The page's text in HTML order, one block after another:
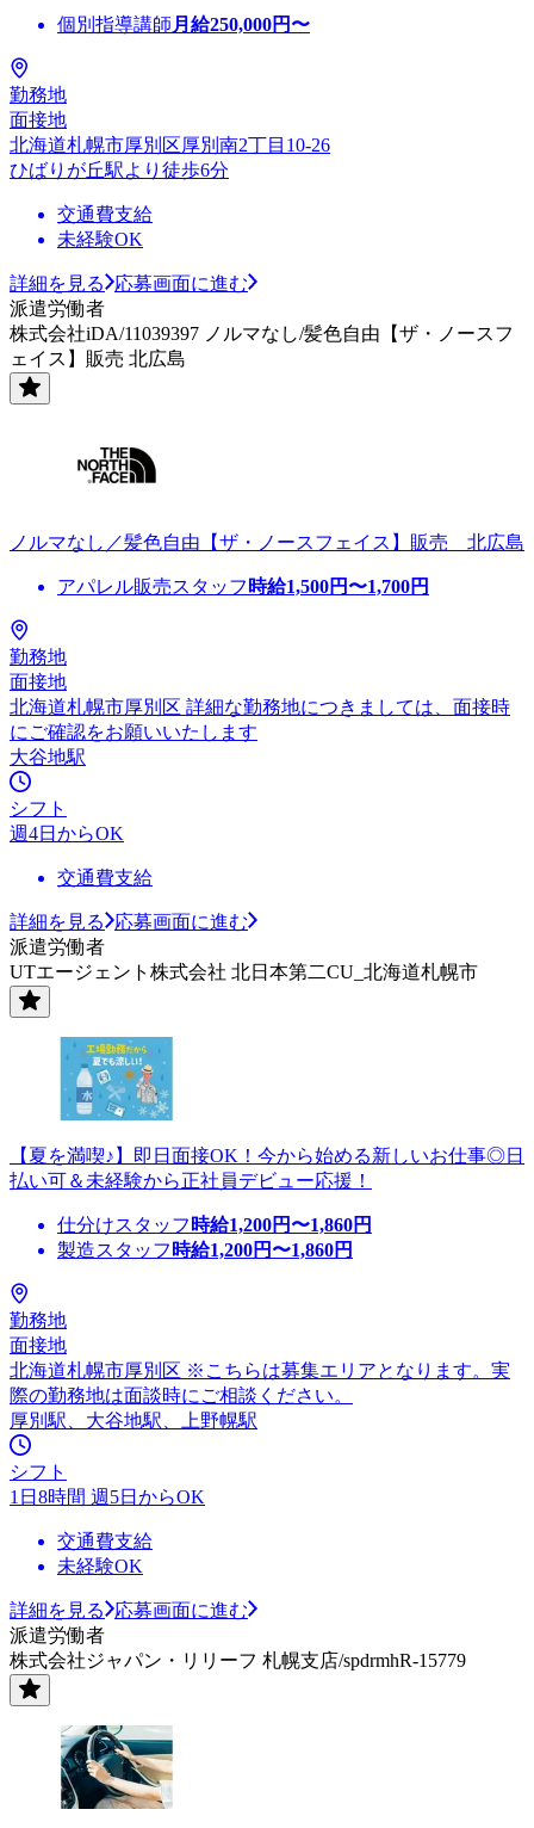
個別指導講師 月給250,000円〜
勤務地
面接地
北海道札幌市厚別区厚別南2丁目10-26
ひばりが丘駅より徒歩6分
交通費支給
未経験OK
詳細を見る
応募画面に進む
派遣労働者
株式会社iDA/11039397 ノルマなし/髪色自由【ザ・ノースフ
ェイス】販売 北広島
ノルマなし／髪色自由【ザ・ノースフェイス】販売 北広島
アパレル販売スタッフ 時給1,500円〜1,700円
勤務地
面接地
北海道札幌市厚別区 詳細な勤務地につきましては、面接時
にご確認をお願いいたします
大谷地駅
シフト
週4日からOK
交通費支給
詳細を見る
応募画面に進む
派遣労働者
UTエージェント株式会社 北日本第二CU_北海道札幌市
【夏を満喫♪】即日面接OK！今から始める新しいお仕事◎日
払い可＆未経験から正社員デビュー応援！
仕分けスタッフ 時給1,200円〜1,860円
製造スタッフ 時給1,200円〜1,860円
勤務地
面接地
北海道札幌市厚別区 ※こちらは募集エリアとなります。実
際の勤務地は面談時にご相談ください。
厚別駅、大谷地駅、上野幌駅
シフト
1日8時間 週5日からOK
交通費支給
未経験OK
詳細を見る
応募画面に進む
派遣労働者
株式会社ジャパン・リリーフ 札幌支店/spdrmhR-15779